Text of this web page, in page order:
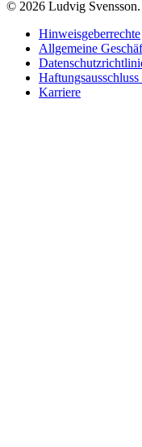
© 2026 Ludvig
Hinweisgeberrechte
Allgemeine
Karriere